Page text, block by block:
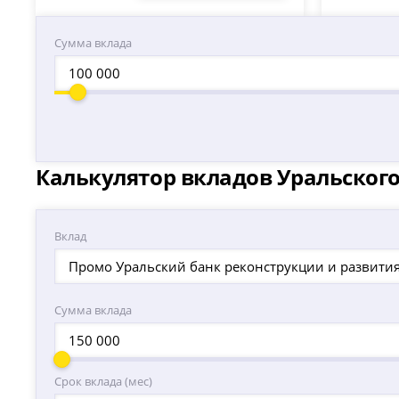
Сумма вклада
Калькулятор вкладов
Вклад
Промо Уральский банк реконструкции и
Сумма вклада
Срок вклада (мес)